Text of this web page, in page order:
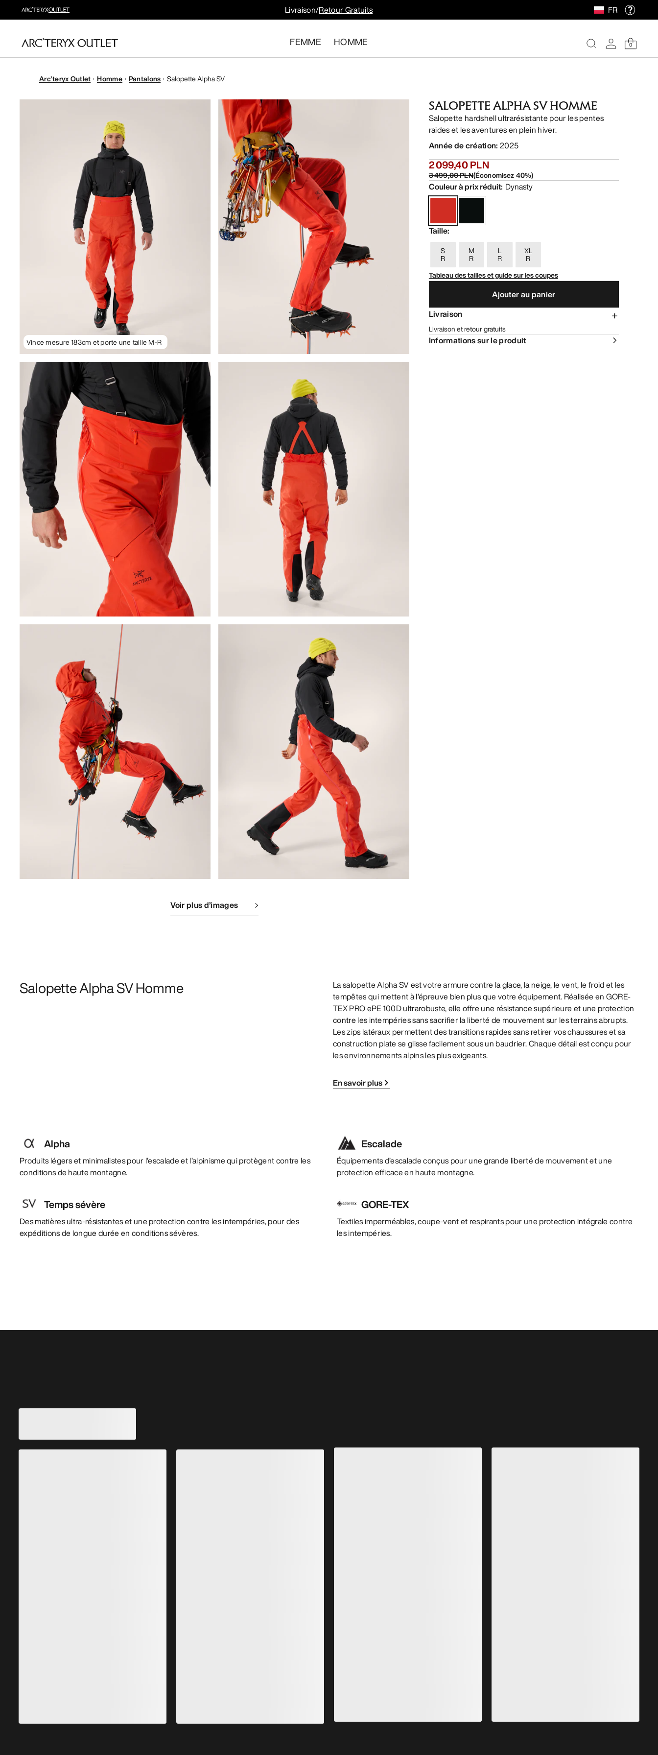
Livraison/Retour Gratuits FR
FEMME HOMME 0
Arc'teryx Outlet Homme Pantalons Salopette Alpha SV
Vince mesure 183cm et porte une taille M-R
Voir plus d’images
SALOPETTE ALPHA SV HOMME
Salopette hardshell ultrarésistante pour les pentes
raides et les aventures en plein hiver.
Année de création: 2025
2 099,40 PLN
3 499,00 PLN(Économisez40%)
Couleur à prix réduit: Dynasty
Taille:
S
R
M
R
L
R
XL
R
Tableau des tailles et guide sur les coupes
Ajouter au panier
Livraison
Livraison et retour gratuits
Informations sur le produit
Salopette Alpha SV Homme
La salopette Alpha SV est votre armure contre la glace, la neige, le vent, le froid et les
tempêtes qui mettent à l’épreuve bien plus que votre équipement. Réalisée en GORE-
TEX PRO ePE 100D ultrarobuste, elle offre une résistance supérieure et une protection
contre les intempéries sans sacrifier la liberté de mouvement sur les terrains abrupts.
Les zips latéraux permettent des transitions rapides sans retirer vos chaussures et sa
construction plate se glisse facilement sous un baudrier. Chaque détail est conçu pour
les environnements alpins les plus exigeants.
En savoir plus
Alpha
Produits légers et minimalistes pour l’escalade et l’alpinisme qui protègent contre les
conditions de haute montagne.
Escalade
Équipements d’escalade conçus pour une grande liberté de mouvement et une
protection efficace en haute montagne.
Temps sévère
Des matières ultra-résistantes et une protection contre les intempéries, pour des
expéditions de longue durée en conditions sévères.
GORE-TEX
Textiles imperméables, coupe-vent et respirants pour une protection intégrale contre
les intempéries.